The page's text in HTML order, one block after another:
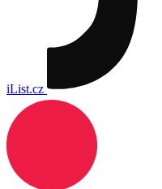
iList.cz